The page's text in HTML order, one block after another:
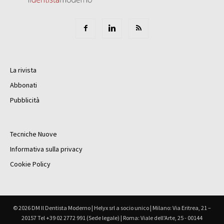
La rivista
Abbonati
Pubblicità
Tecniche Nuove
Informativa sulla privacy
Cookie Policy
© 2026 DM Il Dentista Moderno | Helyx srl a socio unico | Milano: Via Eritrea, 21 –
20157 Tel +39 02 2772 991 (Sede legale) | Roma: Viale dell'Arte, 25 - 00144